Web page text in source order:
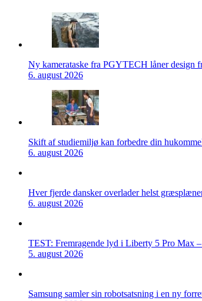
Ny kamerataske fra PGYTECH låner design
6. august 2026
Skift af studiemiljø kan forbedre din
6. august 2026
Hver fjerde dansker overlader helst
6. august 2026
TEST: Fremragende lyd i Liberty 5 Pro Max
5. august 2026
Samsung samler sin robotsatsning i en ny